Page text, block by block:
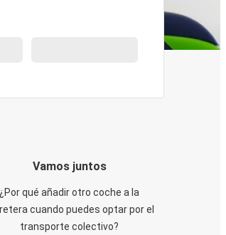
Vamos juntos
¿Por qué añadir otro coche a la
cuando puedes optar por el
transporte colectivo?